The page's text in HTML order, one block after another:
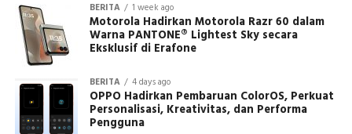
BERITA 1 week ago
Motorola Hadirkan Motorola Razr 60 dalam
Warna PANTONE® Lightest Sky secara
Eksklusif di Erafone
BERITA 4 days ago
OPPO Hadirkan Pembaruan ColorOS, Perkuat
Personalisasi, Kreativitas, dan Performa
Pengguna